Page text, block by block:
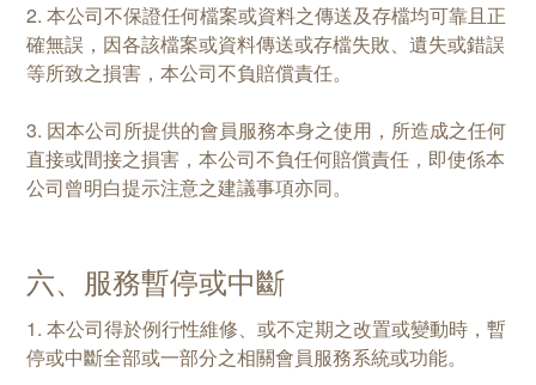
2. 本公司不保證任何檔案或資料之傳送及存檔均可靠且正
確無誤，因各該檔案或資料傳送或存檔失敗、遺失或錯誤
等所致之損害，本公司不負賠償責任。
3. 因本公司所提供的會員服務本身之使用，所造成之任何
直接或間接之損害，本公司不負任何賠償責任，即使係本
公司曾明白提示注意之建議事項亦同。
六、服務暫停或中斷
1. 本公司得於例行性維修、或不定期之改置或變動時，暫
停或中斷全部或一部分之相關會員服務系統或功能。